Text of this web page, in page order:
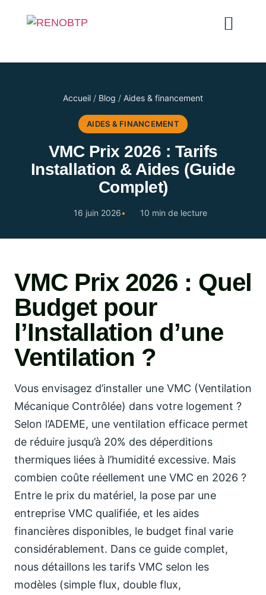
Accueil / Blog / Aides & financement
AIDES & FINANCEMENT
VMC Prix 2026 : Tarifs
Installation & Aides (Guide
Complet)
16 juin 2026 10 min de lecture
VMC Prix 2026 : Quel
Budget pour
l’Installation d’une
Ventilation ?
Vous envisagez d’installer une VMC (Ventilation
Mécanique Contrôlée) dans votre logement ?
Selon l’ADEME, une ventilation efficace permet
de réduire jusqu’à 20% des déperditions
thermiques liées à l’humidité excessive. Mais
combien coûte réellement une VMC en 2026 ?
Entre le prix du matériel, la pose par une
entreprise VMC qualifiée, et les aides
financières disponibles, le budget final varie
considérablement. Dans ce guide complet,
nous détaillons les tarifs VMC selon les
modèles (simple flux, double flux,